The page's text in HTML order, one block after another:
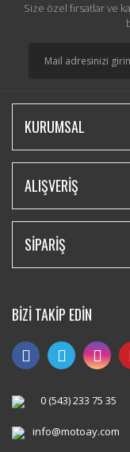
Size özel fırsatlar ve
KURUMSAL
ALIŞVERİŞ
SİPARİŞ
BİZİ TAKİP EDİN
0 (543) 233 75 35
info@motoay.com